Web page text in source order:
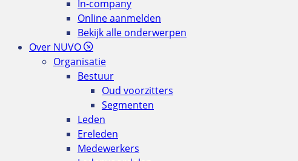
In-company
Online aanmelden
Bekijk alle onderwerpen
Over NUVO
Organisatie
Bestuur
Oud voorzitters
Segmenten
Leden
Ereleden
Medewerkers